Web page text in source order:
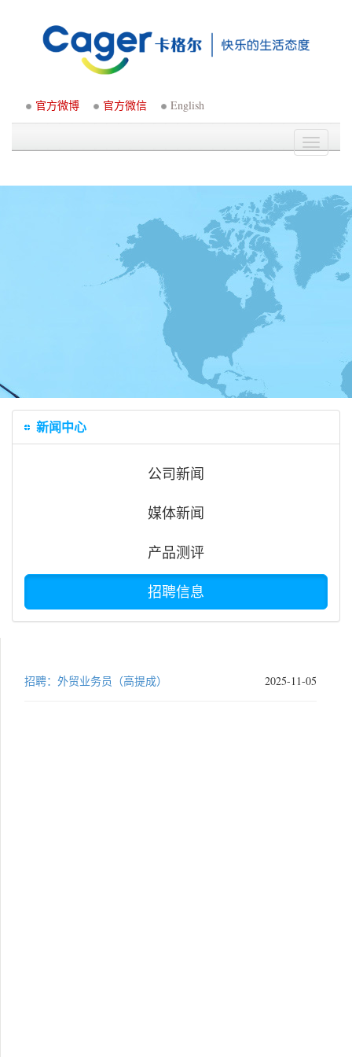
官方微博 官方微信 English
Toggle
新闻中心
公司新闻
媒体新闻
产品测评
招聘信息
招聘：外贸业务员（高提成） 2025-11-05